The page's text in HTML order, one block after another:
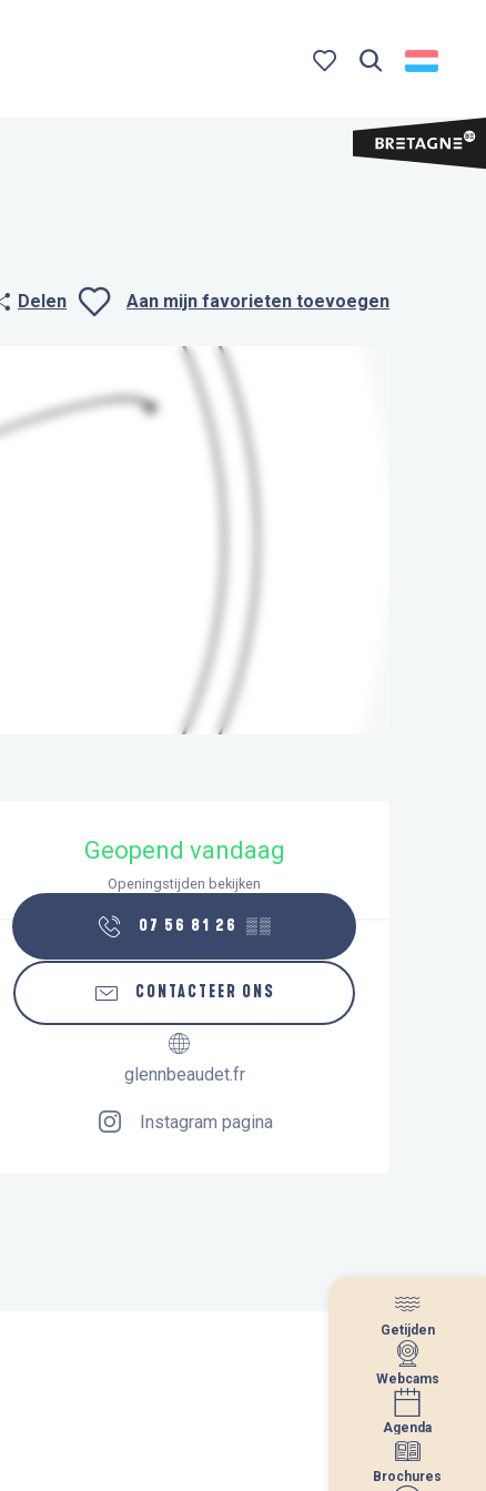
Getijden
Webcams
Agenda
Brochures
Delen
Ajouter aux
Aan mijn favorieten toevoegen
Openingstijden en
Geopend vandaag
Openingstijden bekijken
07 56 81 26 ▒▒
CONTACTEER ONS
glennbeaudet.fr
Instagram pagina